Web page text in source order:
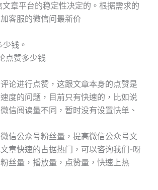
章平台的稳定性决定的。根据需求的
客服的微信问最新价
钱。
点赞多少钱
论进行点赞，这跟文章本身的点赞是
度的问题，目前只有快速的，比如说
信阅读量不同，暂时没有设置快单、
信公众号粉丝量，提高微信公众号文
章快速的占据热门，可以咨询我们-呀
丝量，播放量，点赞量，快速上热